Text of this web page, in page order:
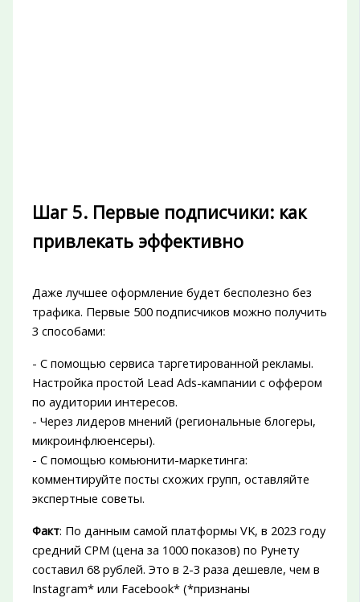
Шаг 5. Первые подписчики: как
привлекать эффективно
Даже лучшее оформление будет бесполезно без
трафика. Первые 500 подписчиков можно получить
3 способами:
- С помощью сервиса таргетированной рекламы.
Настройка простой Lead Ads-кампании с оффером
по аудитории интересов.
- Через лидеров мнений (региональные блогеры,
микроинфлюенсеры).
- С помощью комьюнити-маркетинга:
комментируйте посты схожих групп, оставляйте
экспертные советы.
Факт: По данным самой платформы VK, в 2023 году
средний CPM (цена за 1000 показов) по Рунету
составил 68 рублей. Это в 2-3 раза дешевле, чем в
Instagram* или Facebook* (*признаны